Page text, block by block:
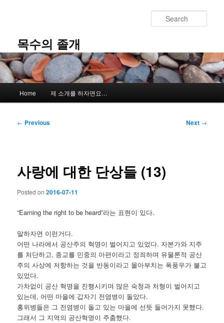
content목수의 졸개
Home 제 소개를 하자면요…
Post
← Previous Next →
사랑에 대한 단상들 (13)
Posted on2016-07-11
“Earning the right to be heard”라는 표현이 있다.
말하자면 이런거다.
어떤 나라에서 공산주의 혁명이 벌어지고 있었다. 자본가와 지주
를 처단하고, 종교를 민중의 아편이라고 정죄하며 유물론적 공산
주의 사상에 저항하는 것을 반동이라고 몰아부치는 폭풍우가 불고
있었다.
가차없이 공산 혁명을 진행시키며 많은 숙청과 처형이 벌어지고
있는데, 어떤 마을에 갑자기 전염병이 돌았다.
홍위병들은 그 전염병이 돌고 있는 마을에 선뜻 들어가지 못했다.
그래서 그 지역의 공산혁명이 주춤했다.